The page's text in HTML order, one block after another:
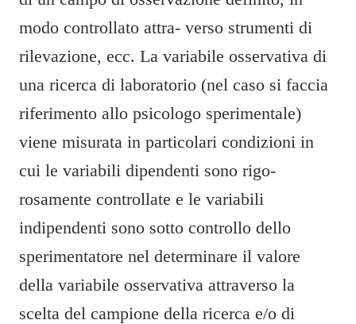
modo controllato attra- verso strumenti di
rilevazione, ecc. La variabile osservativa di
una ricerca di laboratorio (nel caso si faccia
riferimento allo psicologo sperimentale)
viene misurata in particolari condizioni in
cui le variabili dipendenti sono rigo-
rosamente controllate e le variabili
indipendenti sono sotto controllo dello
sperimentatore nel determinare il valore
della variabile osservativa attraverso la
scelta del campione della ricerca e/o di